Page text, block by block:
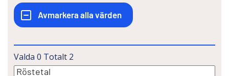
Valda 0 Totalt 2